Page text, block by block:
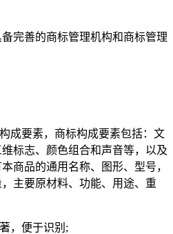
完善的商标管理机构和商标管理
成要素，商标构成要素包括：文
标志、颜色组合和声音等，以及
商品的通用名称、图形、型号，
主要原材料、功能、用途、重
，便于识别;